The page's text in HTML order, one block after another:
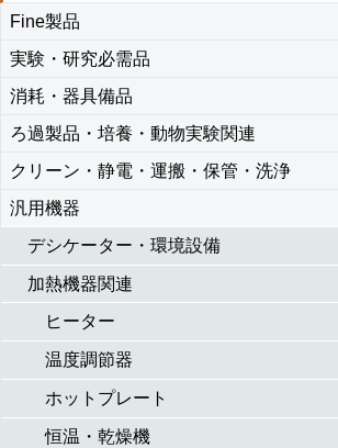
Fine製品
実験・研究必需品
消耗・器具備品
ろ過製品・培養・動物実験関連
クリーン・静電・運搬・保管・洗浄
汎用機器
デシケーター・環境設備
加熱機器関連
ヒーター
温度調節器
ホットプレート
恒温・乾燥機